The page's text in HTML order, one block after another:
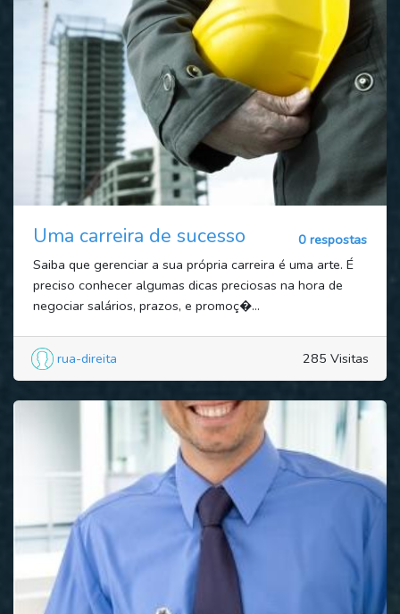
Uma carreira de sucesso
0 respostas
Saiba que gerenciar a sua própria carreira é uma arte. É
preciso conhecer algumas dicas preciosas na hora de
negociar salários, prazos, e promoç�...
rua-direita 285 Visitas